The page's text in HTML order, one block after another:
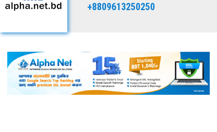
+8809613250250